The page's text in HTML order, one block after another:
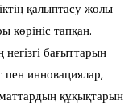
қалыптасу жолы
көрініс тапқан.
бағыттарын
инновациялар,
құқықтарын